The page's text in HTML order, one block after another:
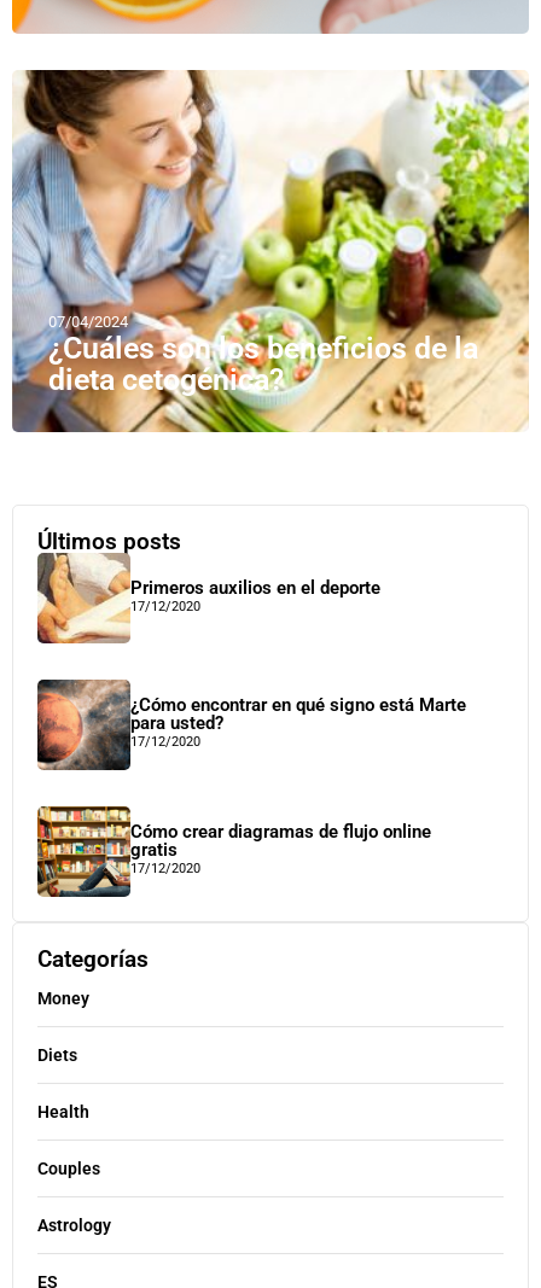
07/04/2024
¿Cuáles son los beneficios de la
dieta cetogénica?
Últimos posts
Primeros auxilios en el deporte
17/12/2020
¿Cómo encontrar en qué signo está Marte
para usted?
17/12/2020
Cómo crear diagramas de flujo online
gratis
17/12/2020
Categorías
Money
Diets
Health
Couples
Astrology
ES